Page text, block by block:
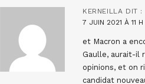
KERNEILLA DIT :
7 JUIN 2021 À 11
et Macron a
Gaulle, aurait-il
opinions, et on
candidat